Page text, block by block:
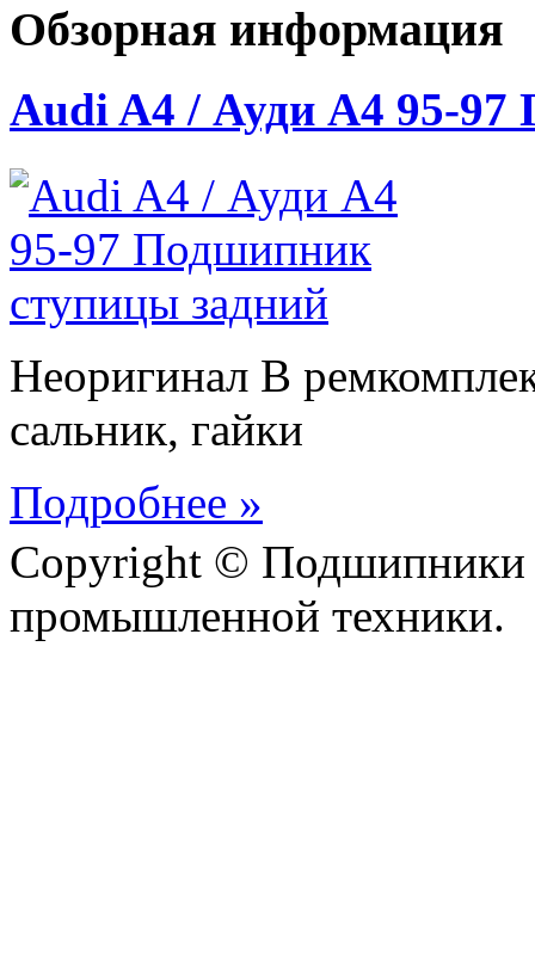
Обзорная информация
Audi A4 / Ауди А4 95-97
Неоригинал В
сальник, гайки
Подробнее »
Copyright © Подшипники
промышленной техники.